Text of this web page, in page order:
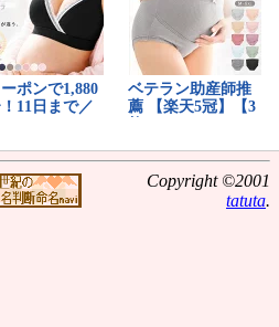
Copyright ©2001
tatuta.